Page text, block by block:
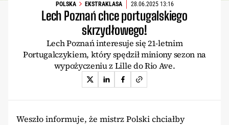
POLSKA EKSTRAKLASA 28.06.2025 13:16
Lech Poznań chce portugalskiego
skrzydłowego!
Lech Poznań interesuje się 21-letnim
Portugalczykiem, który spędził miniony sezon na
wypożyczeniu z Lille do Rio Ave.
Weszło informuje, że mistrz Polski chciałby